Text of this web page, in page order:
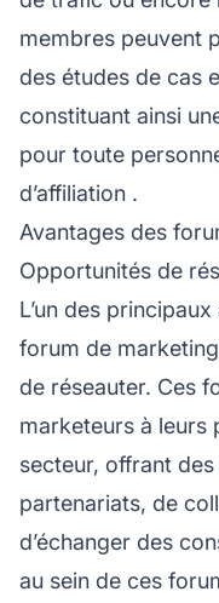
membres peuvent
des études de cas
constituant ainsi
pour toute
d’affiliation .
Avantages des
Opportunités de
L’un des
forum de
de réseauter. Ces
marketeurs à leurs
secteur, offrant
partenariats, de
d’échanger des
au sein de ces